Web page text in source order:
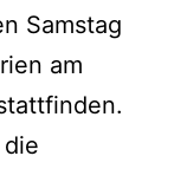
Samstag
am